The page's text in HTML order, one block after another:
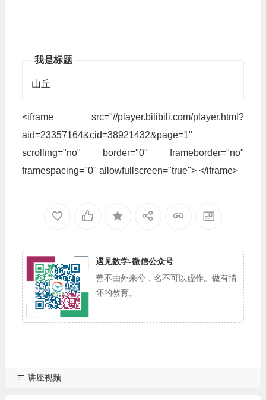
我是标题
山丘
<iframe src="//player.bilibili.com/player.html?
aid=23357164&cid=38921432&page=1"
scrolling="no" border="0" frameborder="no"
framespacing="0" allowfullscreen="true"> </iframe>
遇见数学-微信公众号
善不由外来兮，名不可以虚作。做有情
怀的教育。
讲座视频